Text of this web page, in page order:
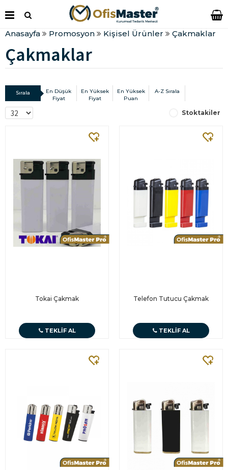
Anasayfa Promosyon Kişisel Ürünler Çakmaklar
Çakmaklar
Sırala
En Düşük
Fiyat
En Yüksek
Fiyat
En Yüksek
Puan
A-Z Sırala
Stoktakiler
Tokai Çakmak
TEKLIF AL
Telefon Tutucu Çakmak
TEKLIF AL